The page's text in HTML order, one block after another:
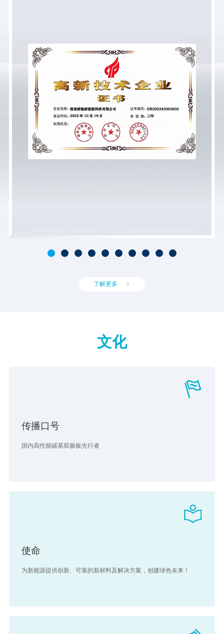
了解更多
文化
传播口号
国内高性能碳基双极板先行者
使命
为新能源提供创新、可靠的新材料及解决方案，创建绿色未来！